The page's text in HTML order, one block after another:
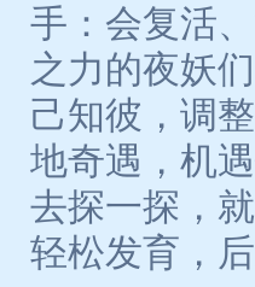
手：会复活
之力的夜妖
己知彼，调
地奇遇，机
去探一探，
轻松发育，